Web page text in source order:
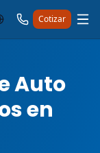
Cotizar
Auto
en